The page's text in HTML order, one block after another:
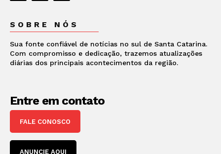
SOBRE NÓS
Sua fonte confiável de notícias no sul de Santa Catarina.
Com compromisso e dedicação, trazemos atualizações
diárias dos principais acontecimentos da região.
Entre em contato
FALE CONOSCO
ANUNCIE AQUI